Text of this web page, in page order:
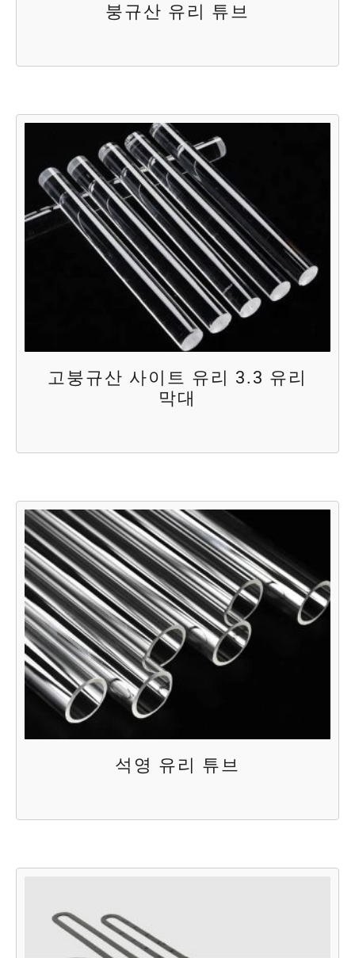
붕규산 유리 튜브
고붕규산 사이트 유리 3.3 유리
막대
석영 유리 튜브